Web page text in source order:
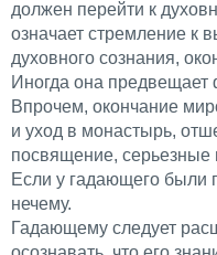
должен перейти к
означает стремление к
духовного сознания,
Иногда она предвещает
Впрочем, окончание
и уход в монастырь,
посвящение, серьезные
Если у гадающего были
нечему.
Гадающему следует